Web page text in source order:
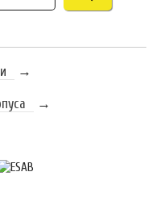
→
→